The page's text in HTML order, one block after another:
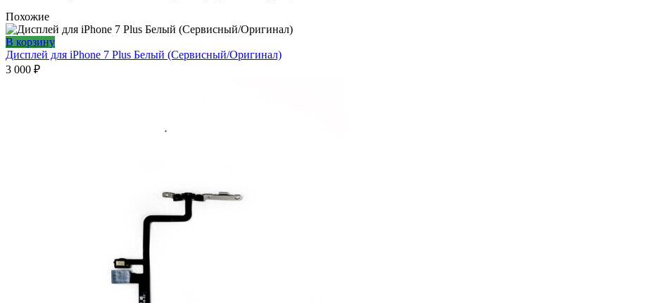
Похожие
В корзину
Дисплей для iPhone 7 Plus Белый (Сервисный/Оригинал)
3 000 ₽